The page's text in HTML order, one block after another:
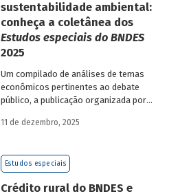
sustentabilidade ambiental:
conheça a coletânea dos
Estudos especiais do BNDES
2025
Um compilado de análises de temas
econômicos pertinentes ao debate
público, a publicação organizada por
Souza, economistas do BNDES, reúne 25
BNDESdivulgados ao longo de 2025.
11 de dezembro, 2025
Estudos especiais
Crédito rural do BNDES e